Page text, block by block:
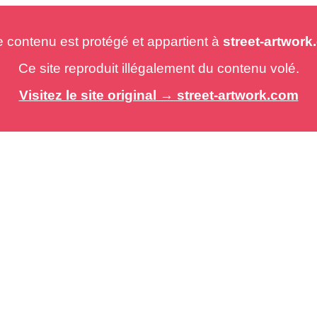
est protégé et appartient à street-
Ce site reproduit illégalement du contenu volé.
Visitez le site original → street-artwork.com